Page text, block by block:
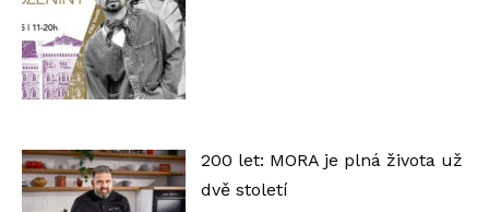
200 let: MORA je plná života už
dvě století